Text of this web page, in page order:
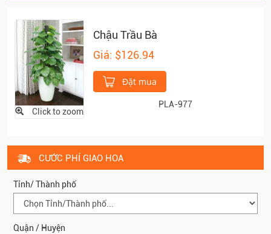
Click to zoom
Chậu Trầu Bà
Giá: $126.94
Đặt mua
PLA-977
CƯỚC PHÍ GIAO HOA
Tỉnh/ Thành phố
Quận / Huyện